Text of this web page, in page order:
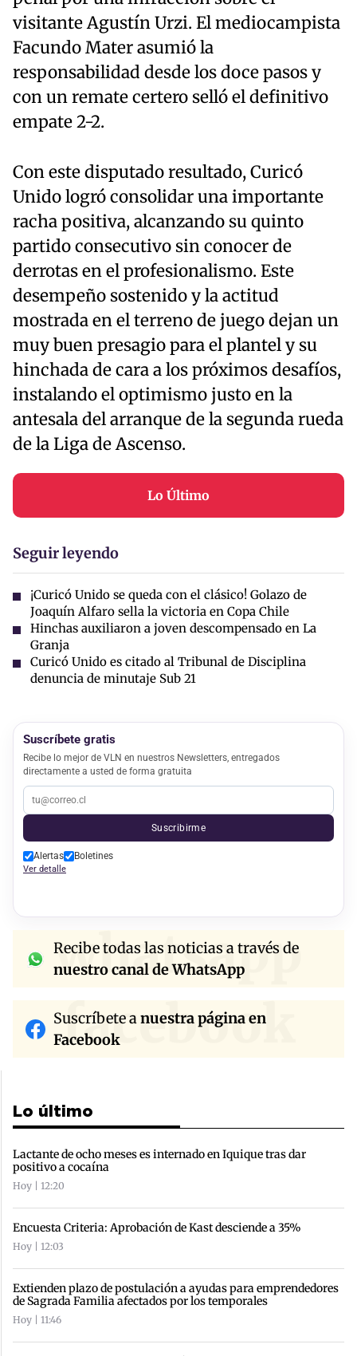
visitante Agustín Urzi. El mediocampista
Facundo Mater asumió la
responsabilidad desde los doce pasos y
con un remate certero selló el definitivo
empate 2-2.
Con este disputado resultado, Curicó
Unido logró consolidar una importante
racha positiva, alcanzando su quinto
partido consecutivo sin conocer de
derrotas en el profesionalismo. Este
desempeño sostenido y la actitud
mostrada en el terreno de juego dejan un
muy buen presagio para el plantel y su
hinchada de cara a los próximos desafíos,
instalando el optimismo justo en la
antesala del arranque de la segunda rueda
de la Liga de Ascenso.
Lo Último
Seguir leyendo
¡Curicó Unido se queda con el clásico! Golazo de
Joaquín Alfaro sella la victoria en Copa Chile
Hinchas auxiliaron a joven descompensado en La
Granja
Curicó Unido es citado al Tribunal de Disciplina
denuncia de minutaje Sub 21
Suscríbete gratis
Recibe lo mejor de VLN en nuestros Newsletters, entregados
directamente a usted de forma gratuita
Suscribirme
Alertas Boletines
Ver detalle
whatsapp
Recibe todas las noticias a través de
nuestro canal de WhatsApp
facebook
Suscríbete anuestra página en
Facebook
Lo último
Lactante de ocho meses es internado en Iquique tras dar
positivo a cocaína
Hoy | 12:20
Encuesta Criteria: Aprobación de Kast desciende a 35%
Hoy | 12:03
Extienden plazo de postulación a ayudas para emprendedores
de Sagrada Familia afectados por los temporales
Hoy | 11:46